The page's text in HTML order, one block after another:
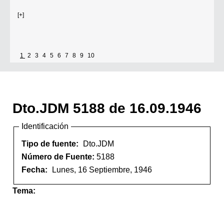
[+]
1 2 3 4 5 6 7 8 9 10
Dto.JDM 5188 de 16.09.1946
Identificación
Tipo de fuente:
Dto.JDM
Número de Fuente: 5188
Fecha:
Lunes, 16 Septiembre, 1946
Tema: